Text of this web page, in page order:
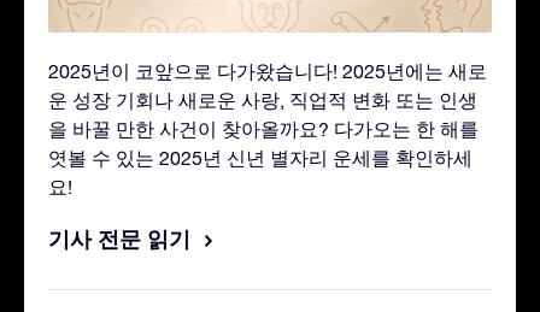
2025년이 코앞으로 다가왔습니다! 2025년에는 새로
운 성장 기회나 새로운 사랑, 직업적 변화 또는 인생
을 바꿀 만한 사건이 찾아올까요? 다가오는 한 해를
엿볼 수 있는 2025년 신년 별자리 운세를 확인하세
요!
기사 전문 읽기